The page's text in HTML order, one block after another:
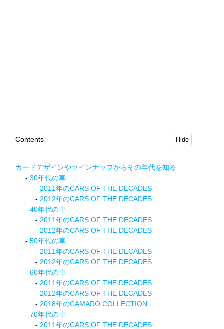
Contents
カードデザインやラインナップからその年代を知る
30年代の車
2011年のCARS OF THE DECADES
2012年のCARS OF THE DECADES
40年代の車
2011年のCARS OF THE DECADES
2012年のCARS OF THE DECADES
50年代の車
2011年のCARS OF THE DECADES
2012年のCARS OF THE DECADES
60年代の車
2011年のCARS OF THE DECADES
2012年のCARS OF THE DECADES
2018年のCAMARO COLLECTION
70年代の車
2011年のCARS OF THE DECADES